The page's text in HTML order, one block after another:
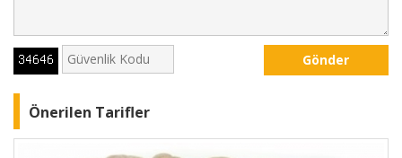
Gönder
Önerilen Tarifler